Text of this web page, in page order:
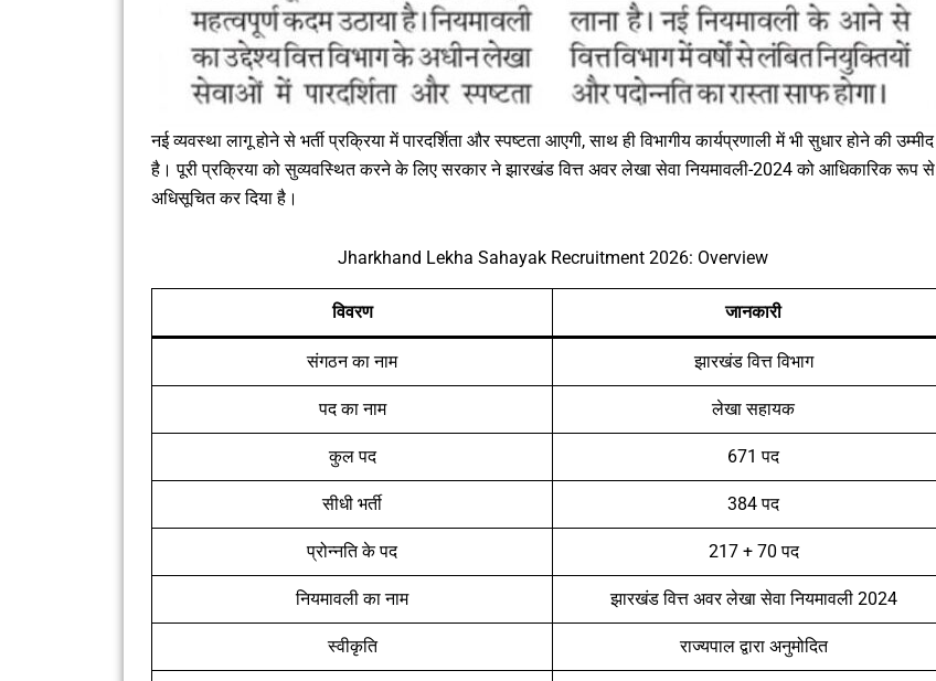
नई व्यवस्था लागू होने से भर्ती प्रक्रिया में पारदर्शिता और स्पष्टता आएगी, साथ ही विभागीय कार्यप्रणाली में भी सुधार होने की उम्मीद
है। पूरी प्रक्रिया को सुव्यवस्थित करने के लिए सरकार ने झारखंड वित्त अवर लेखा सेवा नियमावली-2024 को आधिकारिक रूप से
अधिसूचित कर दिया है।
Jharkhand Lekha Sahayak Recruitment 2026: Overview
विवरण जानकारी
संगठन का नाम झारखंड वित्त विभाग
पद का नाम लेखा सहायक
कुल पद 671 पद
सीधी भर्ती 384 पद
प्रोन्नति के पद 217 + 70 पद
नियमावली का नाम झारखंड वित्त अवर लेखा सेवा नियमावली 2024
स्वीकृति राज्यपाल द्वारा अनुमोदित